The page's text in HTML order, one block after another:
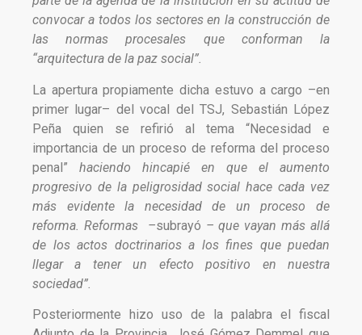
convocar a todos los sectores en la construcción de
las normas procesales que conforman la
“arquitectura de la paz social”.
La apertura propiamente dicha estuvo a cargo –en
primer lugar– del vocal del TSJ, Sebastián López
Peña quien se refirió al tema “Necesidad e
importancia de un proceso de reforma del proceso
penal” haciendo hincapié en que el aumento
progresivo de la peligrosidad social hace cada vez
más evidente la necesidad de un proceso de
reforma. Reformas –subrayó – que vayan más allá
de los actos doctrinarios a los fines que puedan
llegar a tener un efecto positivo en nuestra
sociedad”.
Posteriormente hizo uso de la palabra el fiscal